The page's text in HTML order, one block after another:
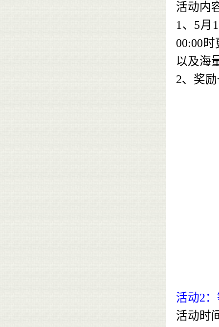
活动内
1、5月
00:00
以及海
2、 奖
活动2
活动时